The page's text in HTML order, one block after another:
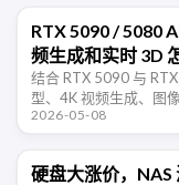
RTX 5090 / 5080
频生成和实时 3D
结合 RTX 5090 与
型、4K 视频生成、图
与软件生态取舍。
2026-05-08
硬盘大涨价，NAS